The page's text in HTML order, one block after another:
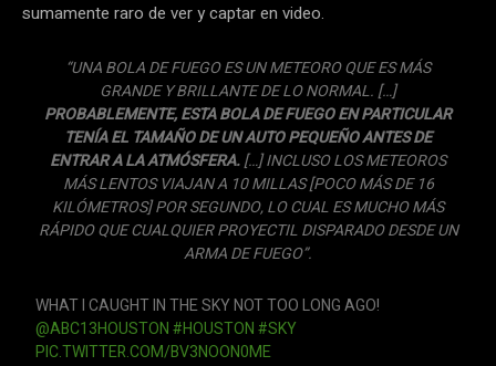
sumamente raro de ver y captar en video.
“UNA BOLA DE FUEGO ES UN METEORO QUE ES MÁS
GRANDE Y BRILLANTE DE LO NORMAL. […]
PROBABLEMENTE,ESTA BOLA DE FUEGO EN PARTICULAR
TENÍA EL TAMAÑO DE UN AUTO PEQUEÑO ANTES DE
ENTRAR A LA ATMÓSFERA.[…] INCLUSO LOS METEOROS
MÁS LENTOS VIAJAN A 10 MILLAS [POCO MÁS DE 16
KILÓMETROS] POR SEGUNDO, LO CUAL ES MUCHO MÁS
RÁPIDO QUE CUALQUIER PROYECTIL DISPARADO DESDE UN
ARMA DE FUEGO”.
WHAT I CAUGHT IN THE SKY NOT TOO LONG AGO!
@ABC13HOUSTON #HOUSTON #SKY
PIC.TWITTER.COM/BV3NOON0ME